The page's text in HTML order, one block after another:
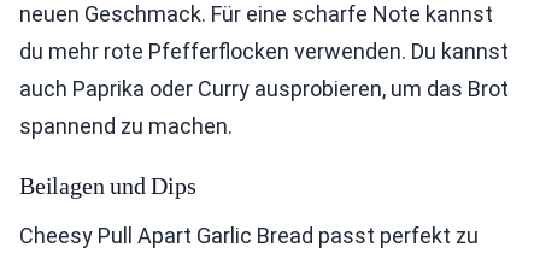
neuen Geschmack. Für eine scharfe Note kannst
du mehr rote Pfefferflocken verwenden. Du kannst
auch Paprika oder Curry ausprobieren, um das Brot
spannend zu machen.
Beilagen und Dips
Cheesy Pull Apart Garlic Bread passt perfekt zu